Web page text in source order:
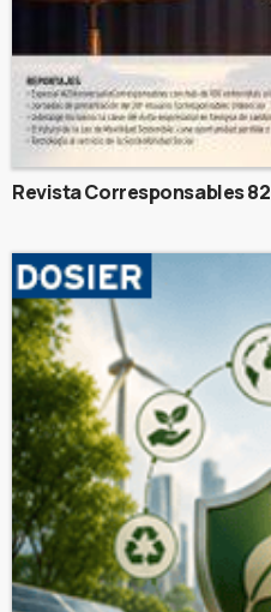
Revista Corresponsables 82